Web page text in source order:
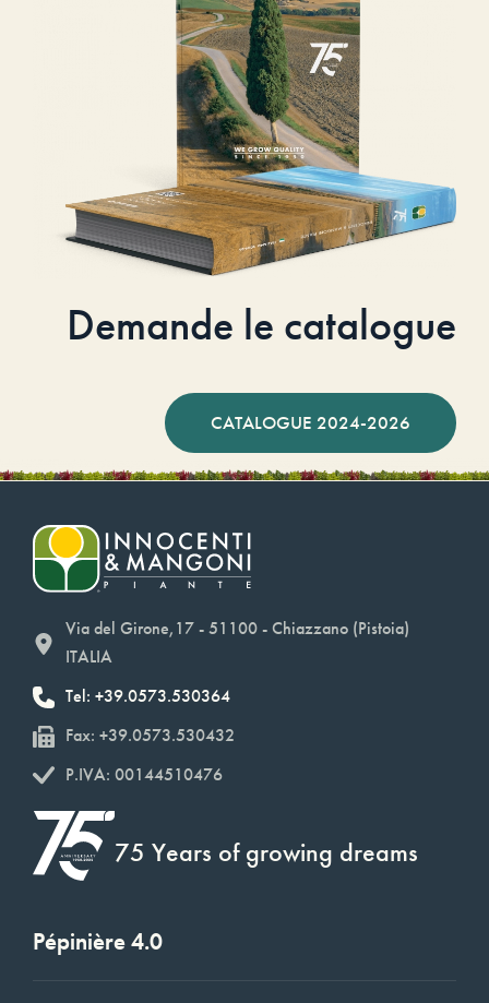
Demande le catalogue
CATALOGUE 2024-2026
Via del Girone,17 - 51100 - Chiazzano (Pistoia)
ITALIA
Tel: +39.0573.530364
Fax: +39.0573.530432
P.IVA: 00144510476
75 Years of growing dreams
Pépinière 4.0